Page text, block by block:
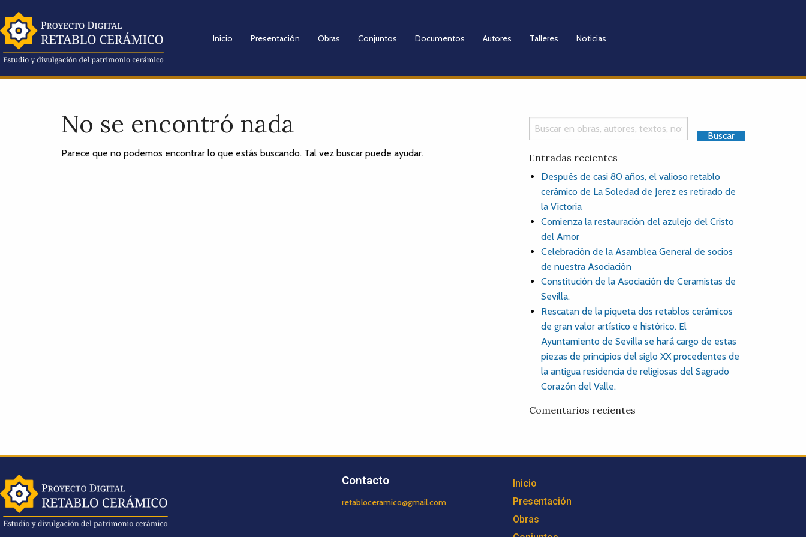
Inicio Presentación Obras Conjuntos Documentos Autores Talleres Noticias
No se encontró nada
Parece que no podemos encontrar lo que estás buscando. Tal vez buscar puede ayudar. Entradas recientes
Después de casi 80 años, el valioso retablo
cerámico de La Soledad de Jerez es retirado de
la Victoria
Comienza la restauración del azulejo del Cristo
del Amor
Celebración de la Asamblea General de socios
de nuestra Asociación
Constitución de la Asociación de Ceramistas de
Sevilla.
Rescatan de la piqueta dos retablos cerámicos
de gran valor artístico e histórico. El
Ayuntamiento de Sevilla se hará cargo de estas
piezas de principios del siglo XX procedentes de
la antigua residencia de religiosas del Sagrado
Corazón del Valle.
Comentarios recientes
Contacto
retabloceramico@gmail.com
Inicio
Presentación
Obras